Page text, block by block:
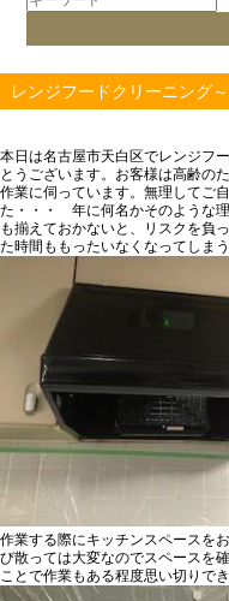
レンジフードクリーニング
本日は名古屋市天白区でレンジフ
とうございます。お客様は高齢の
作業に伺っています。 無理してご
た ・・・ 年に何名かそのような
も揃えておかないと、リスクを負
た時間ももったいなくなってしま
作業する際にキッチンスペースを
び散っては大変なのでスペースを
ことで作業もある程度思い切りで